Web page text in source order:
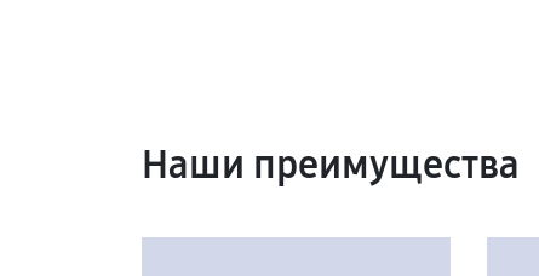
Наши преимущества